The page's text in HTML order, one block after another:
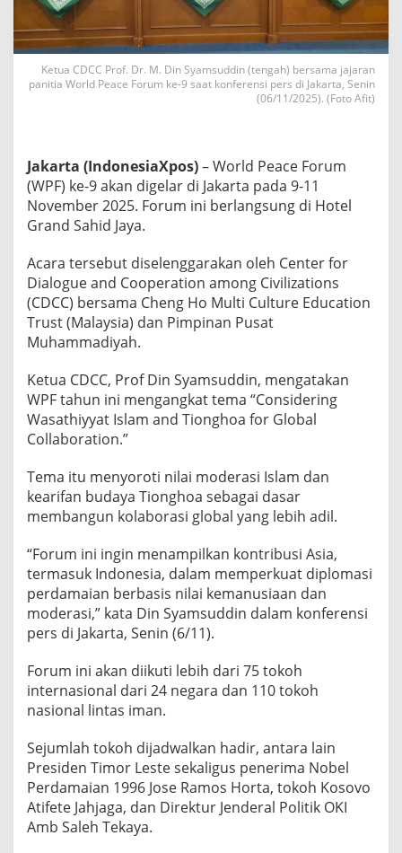
r
t
a
,
B
M
o
d
s
i
I
l
d
a
n
K
r
i
a
T
i
o
n
g
h
a
Ketua CDCC Prof. Dr. M. Din Syamsuddin (tengah) bersama jajaran
panitia World Peace Forum ke-9 saat konferensi pers di Jakarta, Senin
(06/11/2025). (Foto Afit)
Jakarta (IndonesiaXpos)– World Peace Forum
(WPF) ke-9 akan digelar di Jakarta pada 9-11
November 2025. Forum ini berlangsung di Hotel
Grand Sahid Jaya.
Acara tersebut diselenggarakan oleh Center for
Dialogue and Cooperation among Civilizations
(CDCC) bersama Cheng Ho Multi Culture Education
Trust (Malaysia) dan Pimpinan Pusat
Muhammadiyah.
Ketua CDCC, Prof Din Syamsuddin, mengatakan
WPF tahun ini mengangkat tema “Considering
Wasathiyyat Islam and Tionghoa for Global
Collaboration.”
Tema itu menyoroti nilai moderasi Islam dan
kearifan budaya Tionghoa sebagai dasar
membangun kolaborasi global yang lebih adil.
“Forum ini ingin menampilkan kontribusi Asia,
termasuk Indonesia, dalam memperkuat diplomasi
perdamaian berbasis nilai kemanusiaan dan
moderasi,” kata Din Syamsuddin dalam konferensi
pers di Jakarta, Senin (6/11).
Forum ini akan diikuti lebih dari 75 tokoh
internasional dari 24 negara dan 110 tokoh
nasional lintas iman.
Sejumlah tokoh dijadwalkan hadir, antara lain
Presiden Timor Leste sekaligus penerima Nobel
Perdamaian 1996 Jose Ramos Horta, tokoh Kosovo
Atifete Jahjaga, dan Direktur Jenderal Politik OKI
Amb Saleh Tekaya.